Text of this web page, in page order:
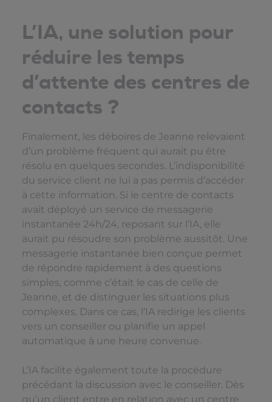
L’IA, une solution pour
réduire les temps
d’attente des centres de
contacts ?
Finalement, les déboires de Jeanne relevaient
d’un problème fréquent qui aurait pu être
résolu en quelques secondes. L’indisponibilité
du service client ne lui a pas permis d’accéder
à cette information. Si le centre de contacts
avait déployé un service de messagerie
instantanée 24h/24, reposant sur l’IA, elle
aurait pu résoudre son problème aussitôt. Une
messagerie instantanée bien conçue permet
de répondre rapidement à des questions
simples, comme c’était le cas de celle de
Jeanne, et de distinguer les situations plus
complexes. Dans ce cas, l’IA redirige les clients
vers un conseiller ou planifie un appel
automatique à une heure convenue.
L’IA facilite également toute la procédure
précédant la discussion avec le conseiller. Dès
qu’un client entre en relation avec un centre